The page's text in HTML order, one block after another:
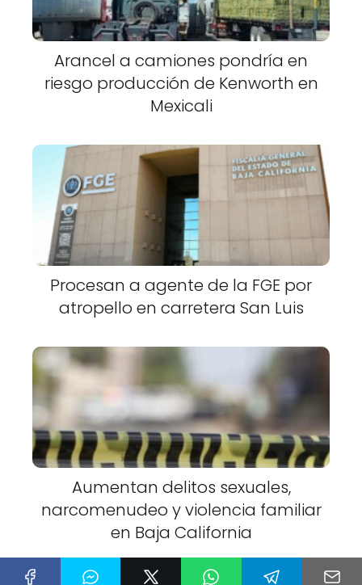
Arancel a camiones pondría en
riesgo producción de Kenworth en
Mexicali
Procesan a agente de la FGE por
atropello en carretera San Luis
Aumentan delitos sexuales,
narcomenudeo y violencia familiar
en Baja California